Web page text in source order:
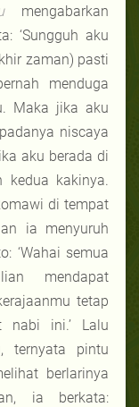
mengabarkan
‘Sungguh aku
zaman) pasti
menduga
Maka jika aku
niscaya
aku berada di
kedua kakinya.
di tempat
ia menyuruh
‘Wahai semua
mendapat
tetap
nabi ini.’ Lalu
ternyata pintu
berlarinya
ia berkata: